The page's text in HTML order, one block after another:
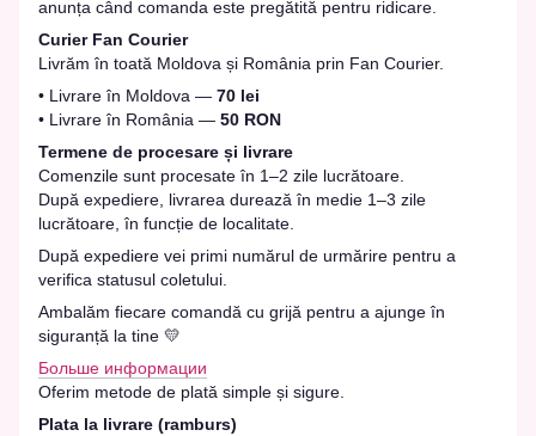
anunța când comanda este pregătită pentru ridicare.
Curier Fan Courier
Livrăm în toată Moldova și România prin Fan Courier.
• Livrare în Moldova — 70 lei
• Livrare în România — 50 RON
Termene de procesare și livrare
Comenzile sunt procesate în 1–2 zile lucrătoare.
După expediere, livrarea durează în medie 1–3 zile
lucrătoare, în funcție de localitate.
După expediere vei primi numărul de urmărire pentru a
verifica statusul coletului.
Ambalăm fiecare comandă cu grijă pentru a ajunge în
siguranță la tine 💛
Больше информации
Oferim metode de plată simple și sigure.
Plata la livrare (ramburs)